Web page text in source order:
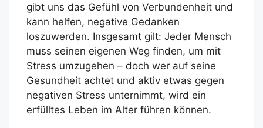
gibt uns das Gefühl von Verbundenheit und
kann helfen, negative Gedanken
loszuwerden. Insgesamt gilt: Jeder Mensch
muss seinen eigenen Weg finden, um mit
Stress umzugehen – doch wer auf seine
Gesundheit achtet und aktiv etwas gegen
negativen Stress unternimmt, wird ein
erfülltes Leben im Alter führen können.